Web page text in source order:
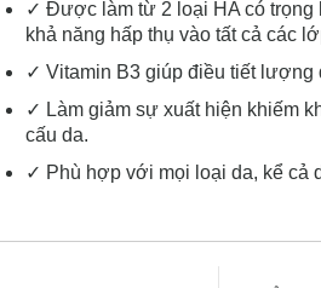
✓ Được làm từ 2 loại HA có trọng
khả năng hấp thụ vào tất cả các
✓ Vitamin B3 giúp điều tiết
✓ Làm giảm sự xuất hiện khiếm
cấu da.
✓ Phù hợp với mọi loại da, kể cả